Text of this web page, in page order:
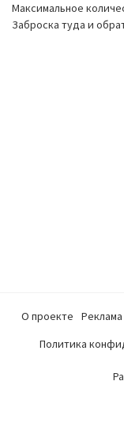
Максимальное
Заброска туда и
О проекте Реклама
Политика